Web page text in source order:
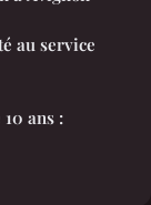
au service
ans :